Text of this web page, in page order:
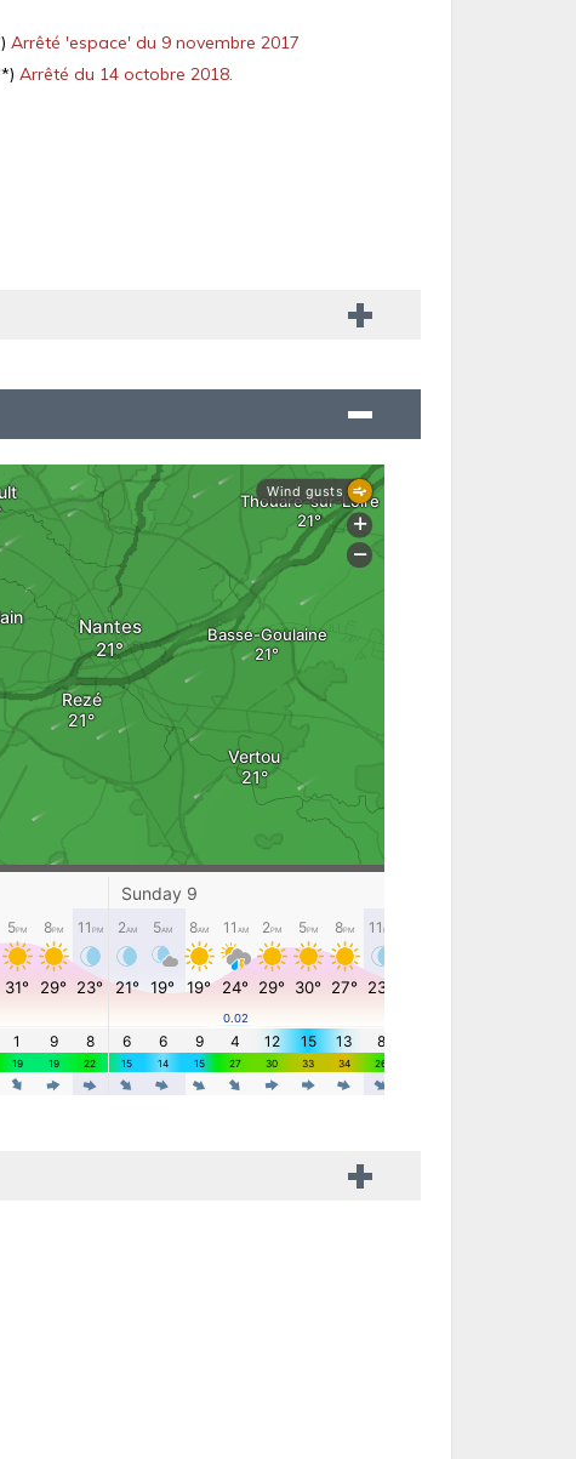
Arrêté 'espace' du 9 novembre 2017
Arrêté du 14 octobre 2018.